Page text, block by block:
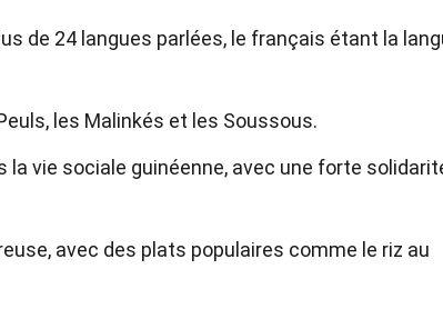
de 24 langues parlées, le français étant la
les Malinkés et les Soussous.
la vie sociale guinéenne, avec une forte
avec des plats populaires comme le riz au